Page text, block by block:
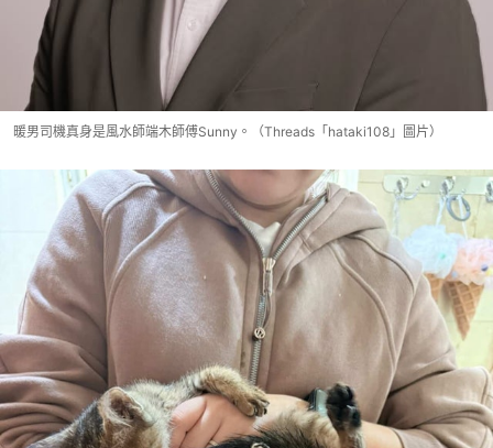
暖男司機真身是風水師端木師傅Sunny。（Threads「hataki108」圖片）